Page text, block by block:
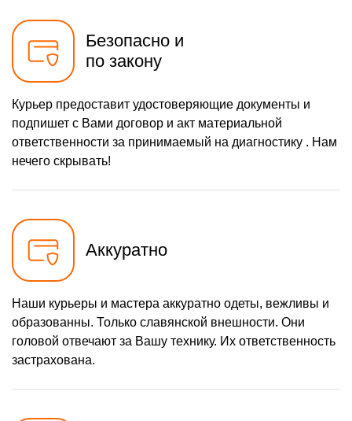
Безопасно и
по закону
Курьер предоставит удостоверяющие документы и
подпишет с Вами договор и акт материальной
ответственности за принимаемый на диагностику . Нам
нечего скрывать!
Аккуратно
Наши курьеры и мастера аккуратно одеты, вежливы и
образованны. Только славянской внешности. Они
головой отвечают за Вашу технику. Их ответственность
застрахована.